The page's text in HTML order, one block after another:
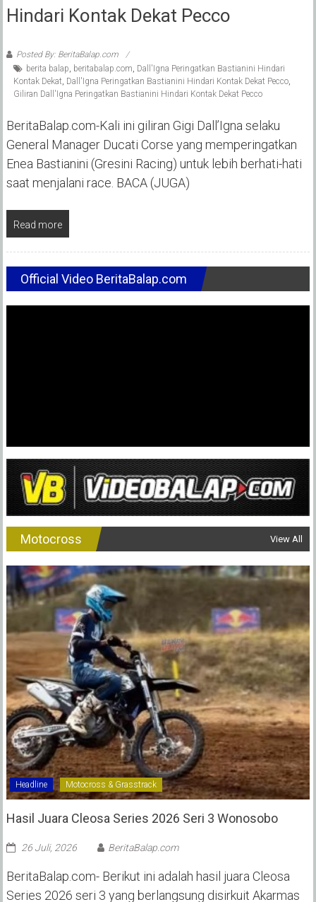
Hindari Kontak Dekat Pecco
Posted By: BeritaBalap.com
berita balap beritabalap.com Dall'Igna Peringatkan Bastianini Hindari
Kontak Dekat Dall'Igna Peringatkan Bastianini Hindari Kontak Dekat Pecco,
Giliran Dall'Igna Peringatkan Bastianini Hindari Kontak Dekat Pecco
BeritaBalap.com-Kali ini giliran Gigi Dall’Igna selaku
General Manager Ducati Corse yang memperingatkan
Enea Bastianini (Gresini Racing) untuk lebih berhati-hati
saat menjalani race. BACA (JUGA)
Read more
Official Video BeritaBalap.com
Motocross View All
Headline Motocross & Grasstrack
Hasil Juara Cleosa Series 2026 Seri 3 Wonosobo ‎
26 Juli, 2026 BeritaBalap.com
BeritaBalap.com- Berikut ini adalah hasil juara Cleosa
Series 2026 seri 3 yang berlangsung disirkuit Akarmas